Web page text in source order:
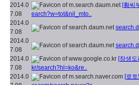
2014.0
7.08
[황씨
earch?w=tot&nil_mto..
2014.0
7.08
2014.0
7.08
2014.0
7.08
[장생도
kr/search?hl=ko&re..
2014.0
[로